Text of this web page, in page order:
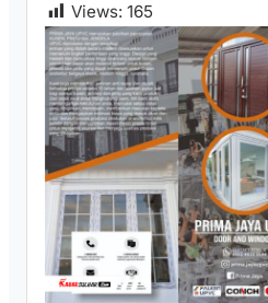
Views: 165